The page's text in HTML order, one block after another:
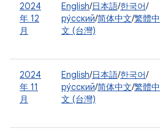
2024
年 12
月
English/日本語/한국어/
ру́сский/简体中文/繁體中
文 (台灣)
2024
年 11
月
English/日本語/한국어/
ру́сский/简体中文/繁體中
文 (台灣)